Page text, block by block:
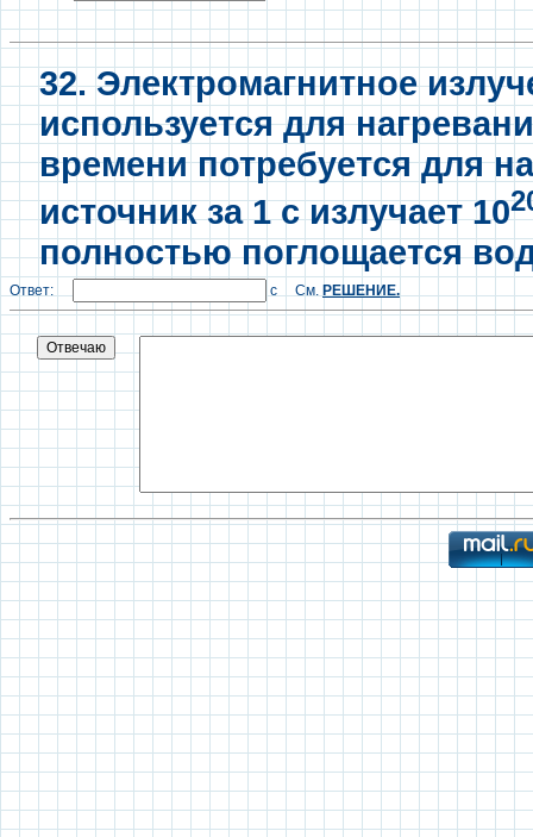
32. Электромагнитное
используется для
времени потребуется для
источник за 1 с излучает 10
полностью поглощается
Ответ: с См. РЕШЕНИЕ.